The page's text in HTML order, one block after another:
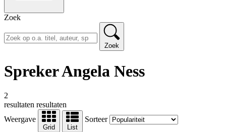
Zoek
Zoek
Spreker Angela Ness
2
resultaten resultaten
Weergave
Grid List
Sorteer